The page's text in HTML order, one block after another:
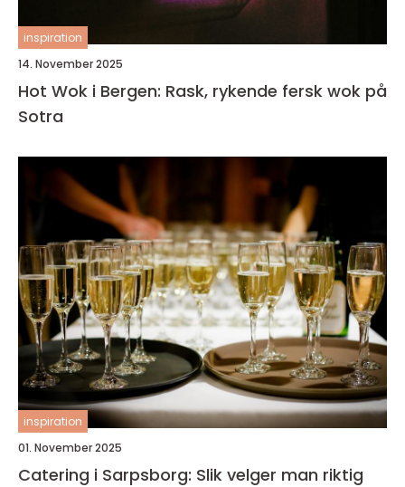
inspiration
14. November 2025
Hot Wok i Bergen: Rask, rykende fersk wok på
Sotra
inspiration
01. November 2025
Catering i Sarpsborg: Slik velger man riktig